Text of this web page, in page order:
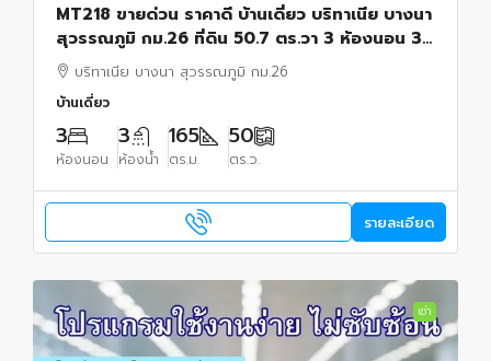
MT218 ขายด่วน ราคาดี บ้านเดี่ยว บริทาเนีย บางนา
สุวรรณภูมิ กม.26 ที่ดิน 50.7 ตร.วา 3 ห้องนอน 3
ห้องน้ำ จอดรถ 2 คัน Tel.085-346-3838
บริทาเนีย บางนา สุวรรณภูมิ กม.26
บ้านเดี่ยว
3
ห้องนอน
3
ห้องน้ำ
165
ตร.ม.
50
ตร.ว.
รายละเอียด
เช่า